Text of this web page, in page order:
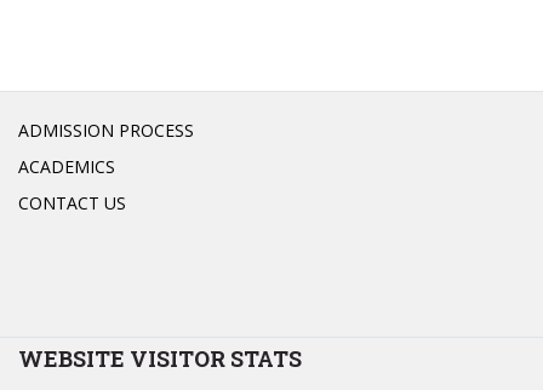
ADMISSION PROCESS
ACADEMICS
CONTACT US
WEBSITE VISITOR STATS